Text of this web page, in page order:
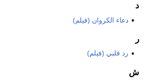
د
دعاء الكروان (فيلم)
ر
رد قلبي (فيلم)
ش